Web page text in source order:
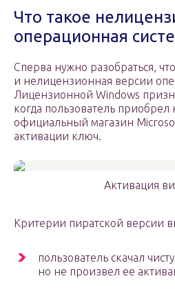
Что такое
операционная
Сперва нужно разобраться,
и нелицензионная версии
Лицензионной Windows
когда пользователь
официальный магазин
активации ключ.
Активация
Критерии пиратской версии
пользователь скачал
но не произвел ее